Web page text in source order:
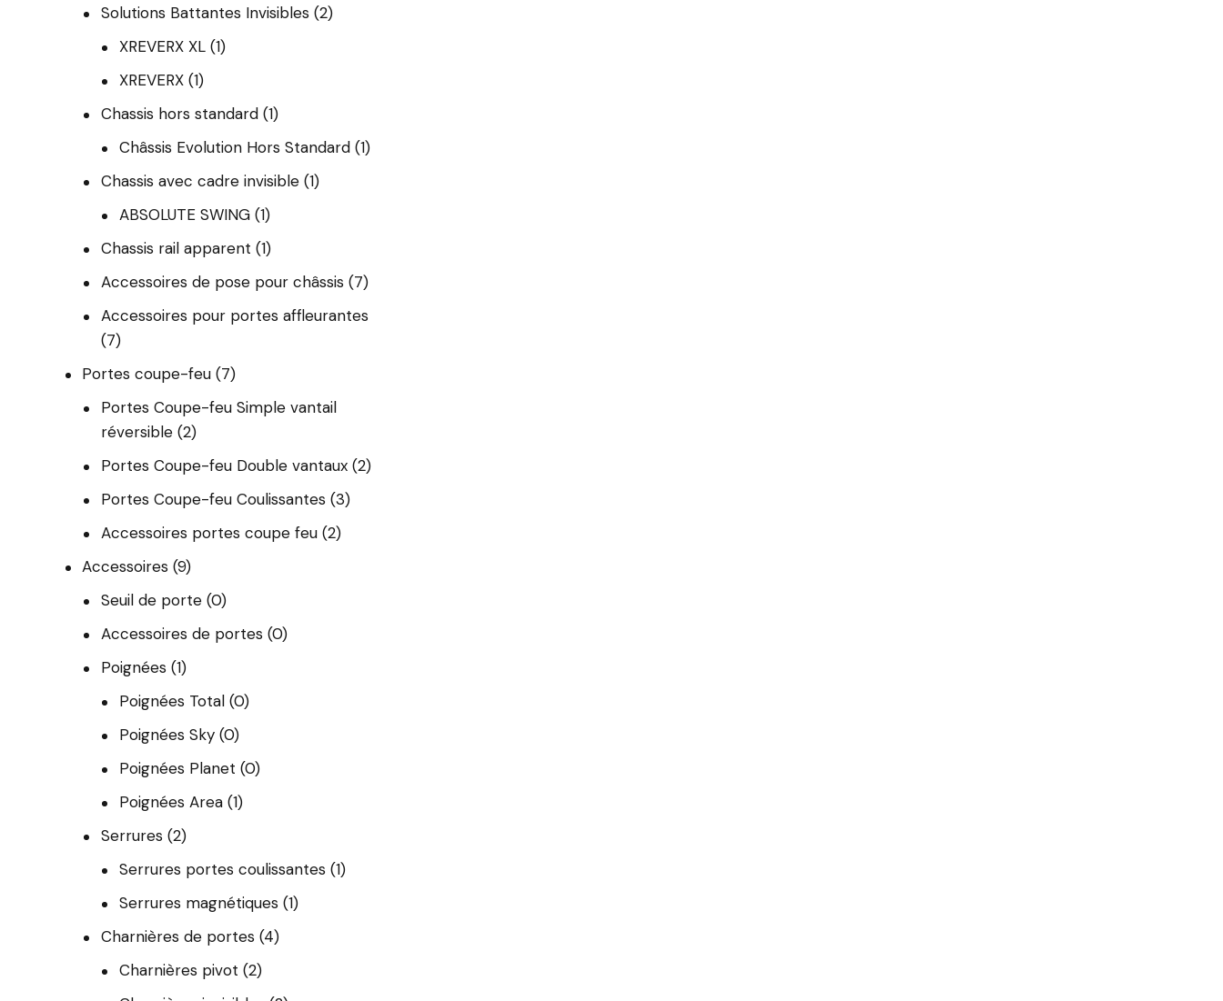
Solutions Battantes Invisibles (2)
XREVERX XL (1)
XREVERX (1)
Chassis hors standard (1)
Châssis Evolution Hors Standard (1)
Chassis avec cadre invisible (1)
ABSOLUTE SWING (1)
Chassis rail apparent (1)
Accessoires de pose pour châssis (7)
Accessoires pour portes affleurantes
(7)
Portes coupe-feu (7)
Portes Coupe-feu Simple vantail
réversible (2)
Portes Coupe-feu Double vantaux (2)
Portes Coupe-feu Coulissantes (3)
Accessoires portes coupe feu (2)
Accessoires (9)
Seuil de porte (0)
Accessoires de portes (0)
Poignées (1)
Poignées Total (0)
Poignées Sky (0)
Poignées Planet (0)
Poignées Area (1)
Serrures (2)
Serrures portes coulissantes (1)
Serrures magnétiques (1)
Charnières de portes (4)
Charnières pivot (2)